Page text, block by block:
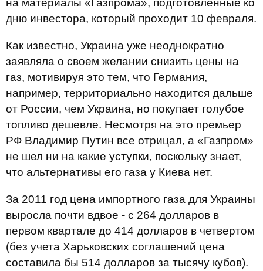
на материалы «Газпрома», подготовленные ко
дню инвестора, который проходит 10 февраля.
Как известно, Украина уже неоднократно
заявляла о своем желании снизить цены на
газ, мотивируя это тем, что Германия,
например, территориально находится дальше
от России, чем Украина, но покупает голубое
топливо дешевле. Несмотря на это премьер
РФ Владимир Путин все отрицал, а «Газпром»
не шел ни на какие уступки, поскольку знает,
что альтернативы его газа у Киева нет.
За 2011 год цена импортного газа для Украины
выросла почти вдвое - с 264 долларов в
первом квартале до 414 долларов в четвертом
(без учета Харьковских соглашений цена
составила бы 514 долларов за тысячу кубов).